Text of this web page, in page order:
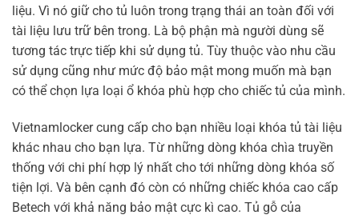
liệu. Vì nó giữ cho tủ luôn trong trạng thái an toàn đối với
tài liệu lưu trữ bên trong. Là bộ phận mà người dùng sẽ
tương tác trực tiếp khi sử dụng tủ. Tùy thuộc vào nhu cầu
sử dụng cũng như mức độ bảo mật mong muốn mà bạn
có thể chọn lựa loại ổ khóa phù hợp cho chiếc tủ của mình.
Vietnamlocker cung cấp cho bạn nhiều loại khóa tủ tài liệu
khác nhau cho bạn lựa. Từ những dòng khóa chìa truyền
thống với chi phí hợp lý nhất cho tới những dòng khóa số
tiện lợi. Và bên cạnh đó còn có những chiếc khóa cao cấp
Betech với khả năng bảo mật cực kì cao. Tủ gỗ của